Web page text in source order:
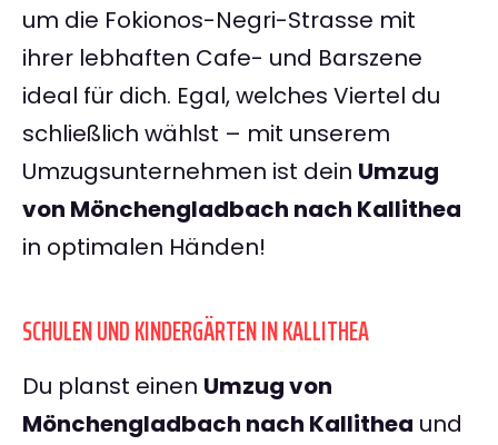
um die Fokionos-Negri-Strasse mit
ihrer lebhaften Cafe- und Barszene
ideal für dich. Egal, welches Viertel du
schließlich wählst – mit unserem
Umzugsunternehmen ist dein Umzug
von Mönchengladbach nach Kallithea
in optimalen Händen!
SCHULEN UND KINDERGÄRTEN IN KALLITHEA
Du planst einen Umzug von
Mönchengladbach nach Kallithea und